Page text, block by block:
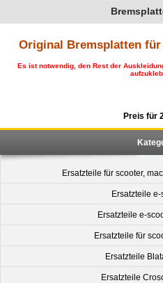
Ersatzteile für scooter,
Ersatzteile
Ersatzteile e-
Ersatzteile für
Ersatzteile
Ersatzteile
Original Bremsplatten
Es ist notwendig, den Rest der
Preis für